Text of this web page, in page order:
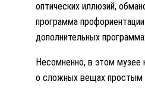
оптических иллюзий,
программа
дополнительных
Несомненно, в этом музее
о сложных вещах простым